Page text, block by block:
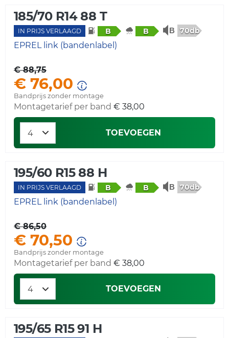
185/70 R14 88 T
IN PRIJS VERLAAGD B B 70db
EPREL link (bandenlabel)
€ 88,75
€ 76,00
Bandprijs zonder montage
Montagetarief per band € 38,00
TOEVOEGEN
195/60 R15 88 H
IN PRIJS VERLAAGD B B 70db
EPREL link (bandenlabel)
€ 86,50
€ 70,50
Bandprijs zonder montage
Montagetarief per band € 38,00
TOEVOEGEN
195/65 R15 91 H